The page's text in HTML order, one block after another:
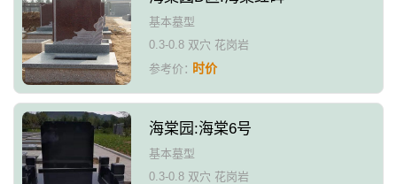
基本墓型
0.3-0.8 双穴 花岗岩
参考价：时价
海棠园:海棠6号
基本墓型
0.3-0.8 双穴 花岗岩